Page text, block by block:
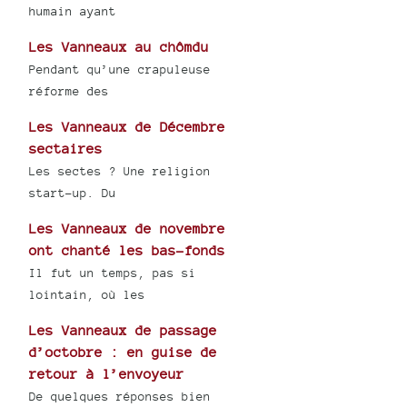
humain ayant
Les Vanneaux au chômdu
Pendant qu’une crapuleuse
réforme des
Les Vanneaux de Décembre
sectaires
Les sectes ? Une religion
start-up. Du
Les Vanneaux de novembre
ont chanté les bas-fonds
Il fut un temps, pas si
lointain, où les
Les Vanneaux de passage
d’octobre : en guise de
retour à l’envoyeur
De quelques réponses bien